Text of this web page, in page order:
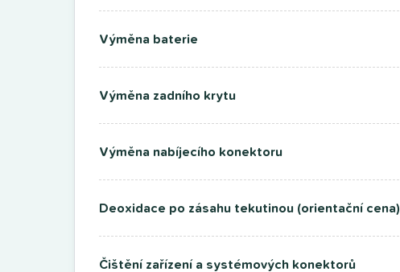
Výměna baterie
Výměna zadního krytu
Výměna nabíjecího konektoru
Deoxidace po zásahu tekutinou (orientační cena)
Čištění zařízení a systémových konektorů